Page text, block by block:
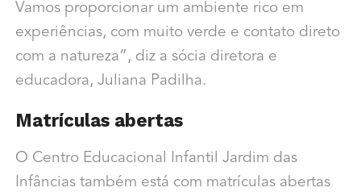
Vamos proporcionar um ambiente rico em
experiências, com muito verde e contato direto
com a natureza”, diz a sócia diretora e
educadora, Juliana Padilha.
Matrículas abertas
O Centro Educacional Infantil Jardim das
Infâncias também está com matrículas abertas